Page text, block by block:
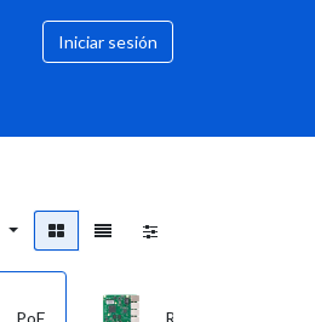
Iniciar sesión
PoE RouterBoards